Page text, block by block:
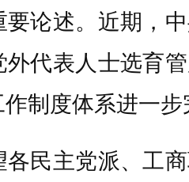
论述。近期，
外代表人士选育
制度体系进一步
主党派、工商